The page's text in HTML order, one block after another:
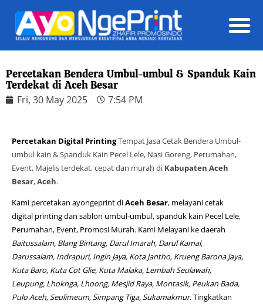
Percetakan Bendera Umbul-umbul & Spanduk Kain
Terdekat di Aceh Besar
Fri, 30 May 2025 7:54 PM
Percetakan Digital PrintingTempat Jasa Cetak Bendera Umbul-
umbul kain & Spanduk Kain Pecel Lele, Nasi Goreng, Perumahan,
Event, Majelis terdekat, cepat dan murah di Kabupaten Aceh
Besar,Aceh.
Kami percetakan ayongeprint diAceh Besar, melayani cetak
digital printing dan sablon umbul-umbul, spanduk kain Pecel Lele,
Perumahan, Event, Promosi Murah. Kami Melayani ke daerah
Baitussalam, Blang Bintang, Darul Imarah, Darul Kamal,
Darussalam, Indrapuri, Ingin Jaya, Kota Jantho, Krueng Barona Jaya,
Kuta Baro, Kuta Cot Glie, Kuta Malaka, Lembah Seulawah,
Leupung, Lhoknga, Lhoong, Mesjid Raya, Montasik, Peukan Bada,
Pulo Aceh, Seulimeum, Simpang Tiga, Sukamakmur. Tingkatkan